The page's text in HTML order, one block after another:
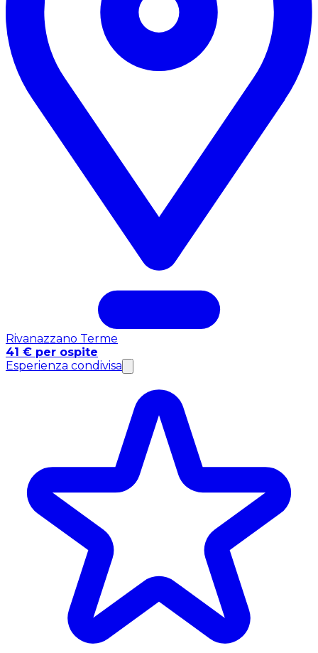
Rivanazzano Terme
41 € per ospite
Esperienza condivisa